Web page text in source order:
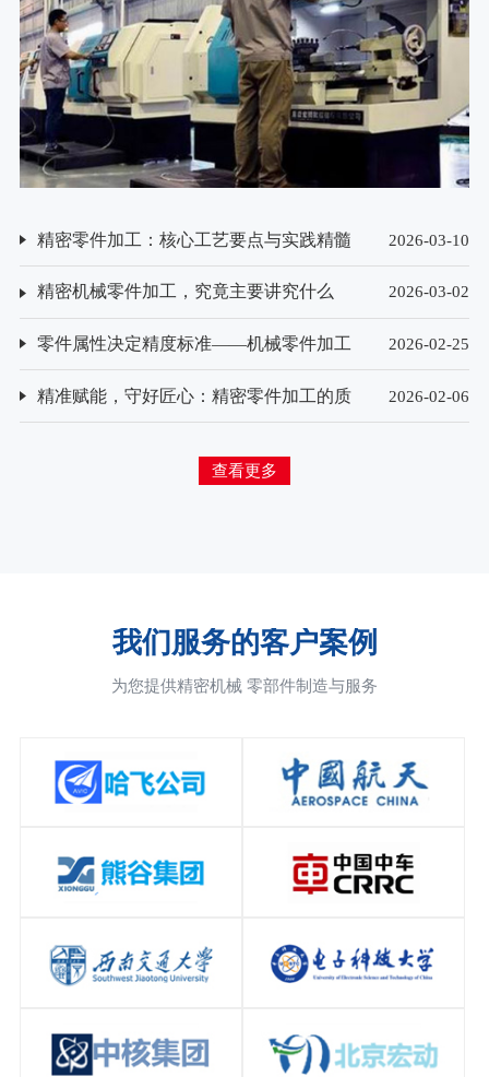
精密零件加工：核心工艺要点与实践精髓 2026-03-10
精密机械零件加工，究竟主要讲究什么 2026-03-02
零件属性决定精度标准——机械零件加工
2026-02-25
精准赋能，守好匠心：精密零件加工的质
2026-02-06
查看更多
我们服务的客户案例
为您提供精密机械 零部件制造与服务